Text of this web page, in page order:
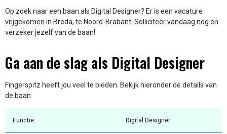
Op zoek naar een baan als Digital Designer? Er is een vacature
vrijgekomen in Breda, te Noord-Brabant. Solliciteer vandaag nog en
verzeker jezelf van de baan!
Ga aan de slag als Digital Designer
Fingerspitz heeft jou veel te bieden. Bekijk hieronder de details van
de baan
Functie: Digital Designer